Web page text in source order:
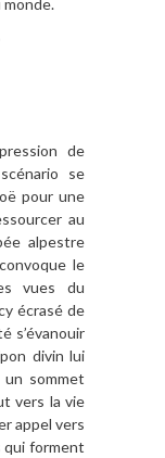
de
se
pour une
au
alpestre
le
vues du
écrasé de
s’évanouir
divin lui
un sommet
vers la vie
appel vers
qui forment